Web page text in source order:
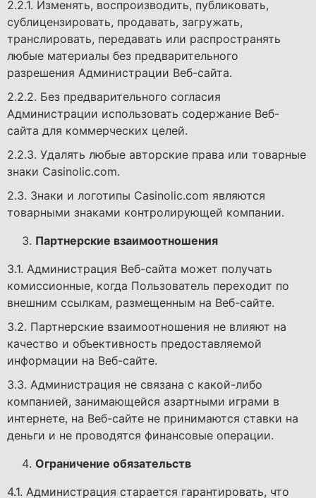
2.2.1. Изменять, воспроизводить, публиковать,
сублицензировать, продавать, загружать,
транслировать, передавать или распространять
любые материалы без предварительного
разрешения Администрации Веб-сайта.
2.2.2. Без предварительного согласия
Администрации использовать содержание Веб-
сайта для коммерческих целей.
2.2.3. Удалять любые авторские права или товарные
знаки Casinolic.com.
2.3. Знаки и логотипы Casinolic.com являются
товарными знаками контролирующей компании.
Партнерские взаимоотношения
3.1. Администрация Веб-сайта может получать
комиссионные, когда Пользователь переходит по
внешним ссылкам, размещенным на Веб-сайте.
3.2. Партнерские взаимоотношения не влияют на
качество и объективность предоставляемой
информации на Веб-сайте.
3.3. Администрация не связана с какой-либо
компанией, занимающейся азартными играми в
интернете, на Веб-сайте не принимаются ставки на
деньги и не проводятся финансовые операции.
Ограничение обязательств
4.1. Администрация старается гарантировать, что